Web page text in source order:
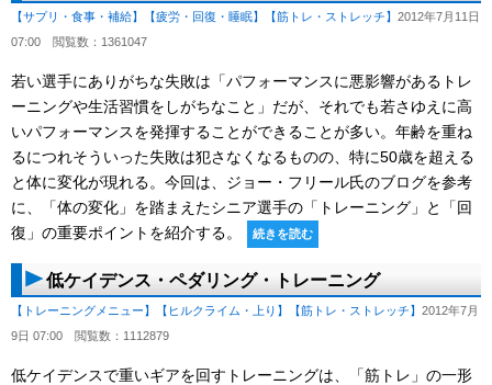
【サプリ・食事・補給】 【疲労・回復・睡眠】 【筋トレ・ストレッチ】 2012年7月11日
07:00 閲覧数：1361047
若い選手にありがちな失敗は「パフォーマンスに悪影響があるトレ
ーニングや生活習慣をしがちなこと」だが、それでも若さゆえに高
いパフォーマンスを発揮することができることが多い。年齢を重ね
るにつれそういった失敗は犯さなくなるものの、特に50歳を超える
と体に変化が現れる。今回は、ジョー・フリール氏のブログを参考
に、「体の変化」を踏まえたシニア選手の「トレーニング」と「回
復」の重要ポイントを紹介する。
続きを読む
低ケイデンス・ペダリング・トレーニング
【トレーニングメニュー】 【ヒルクライム・上り】 【筋トレ・ストレッチ】 2012年7月
9日 07:00 閲覧数：1112879
低ケイデンスで重いギアを回すトレーニングは、「筋トレ」の一形